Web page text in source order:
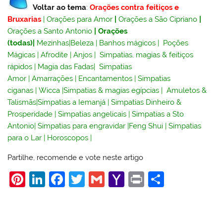
Voltar ao tema:Orações contra feitiços e
Bruxarias |Orações para Amor |Orações a São Cipriano
Orações a Santo Antonio
|Orações
(todas) Mezinhas|Beleza | Banhos mágicos | Poções
Mágicas |Afrodite |Anjos |Simpatias, magias & feitiços
rápidos | Magia das Fadas|Simpatias
Amor |Amarrações | Encantamentos |Simpatias
ciganas |Wicca |Simpatias & magias egípcias |Amuletos &
Talismãs|Simpatias a Iemanjá |Simpatias Dinheiro &
Prosperidade |Simpatias angelicais |Simpatias a Sto
Antonio|Simpatias para engravidar |Feng Shui |Simpatias
para o Lar | Horoscopos |
Partilhe, recomende e vote neste artigo
Pi Li F
T
G
Y
Pr